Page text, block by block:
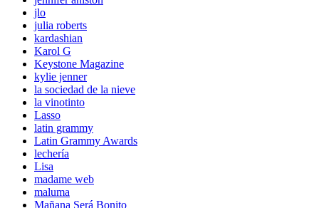
jlo
julia roberts
kardashian
Karol G
Keystone Magazine
kylie jenner
la sociedad de la nieve
la vinotinto
Lasso
latin grammy
Latin Grammy Awards
lechería
Lisa
madame web
maluma
Mañana Será Bonito